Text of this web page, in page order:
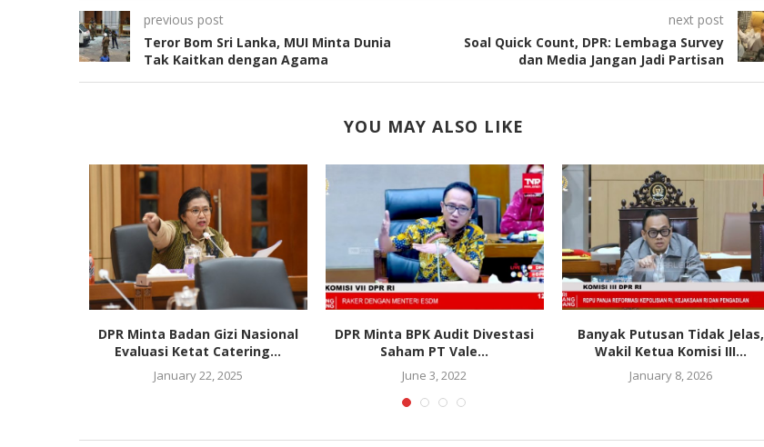
previous post
Teror Bom Sri Lanka, MUI Minta Dunia
Tak Kaitkan dengan Agama
next post
Soal Quick Count, DPR: Lembaga Survey
dan Media Jangan Jadi Partisan
YOU MAY ALSO LIKE
DPR Minta Badan Gizi Nasional
Evaluasi Ketat Catering...
January 22, 2025
DPR Minta BPK Audit Divestasi
Saham PT Vale...
June 3, 2022
Banyak Putusan Tidak Jelas,
Wakil Ketua Komisi III...
January 8, 2026